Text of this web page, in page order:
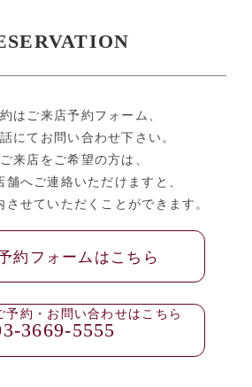
はご来店予約フォーム、
にてお問い合わせ下さい。
来店をご希望の方は、
舗へご連絡いただけますと、
させていただくことができます。
約フォームはこちら
予約・お問い合わせはこちら
3669-5555